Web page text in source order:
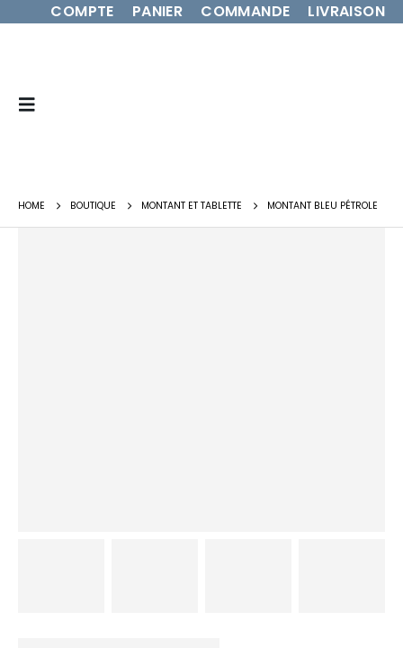
COMPTE PANIER COMMANDE LIVRAISON
HOME BOUTIQUE MONTANT ET TABLETTE MONTANT BLEU PÉTROLE